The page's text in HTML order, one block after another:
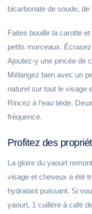
bicarbonate de soude, de
Faites bouillir la carotte
petits morceaux.
Ajoutez-y une pincée de
Mélangez bien avec un
naturel sur tout le visage
Rincez à l’eau tiède.
fréquence.
Profitez des
La gloire du yaourt
visage et cheveux a été
hydratant puissant. Si
yaourt, 1 cuillère à café